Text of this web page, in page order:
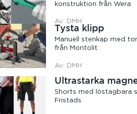
konstruktion från Wera
Av: DMH
Tysta klipp
Manuell stenkap med
från Montolit
Av: DMH
Ultrastarka
Shorts med löstagbara
Fristads